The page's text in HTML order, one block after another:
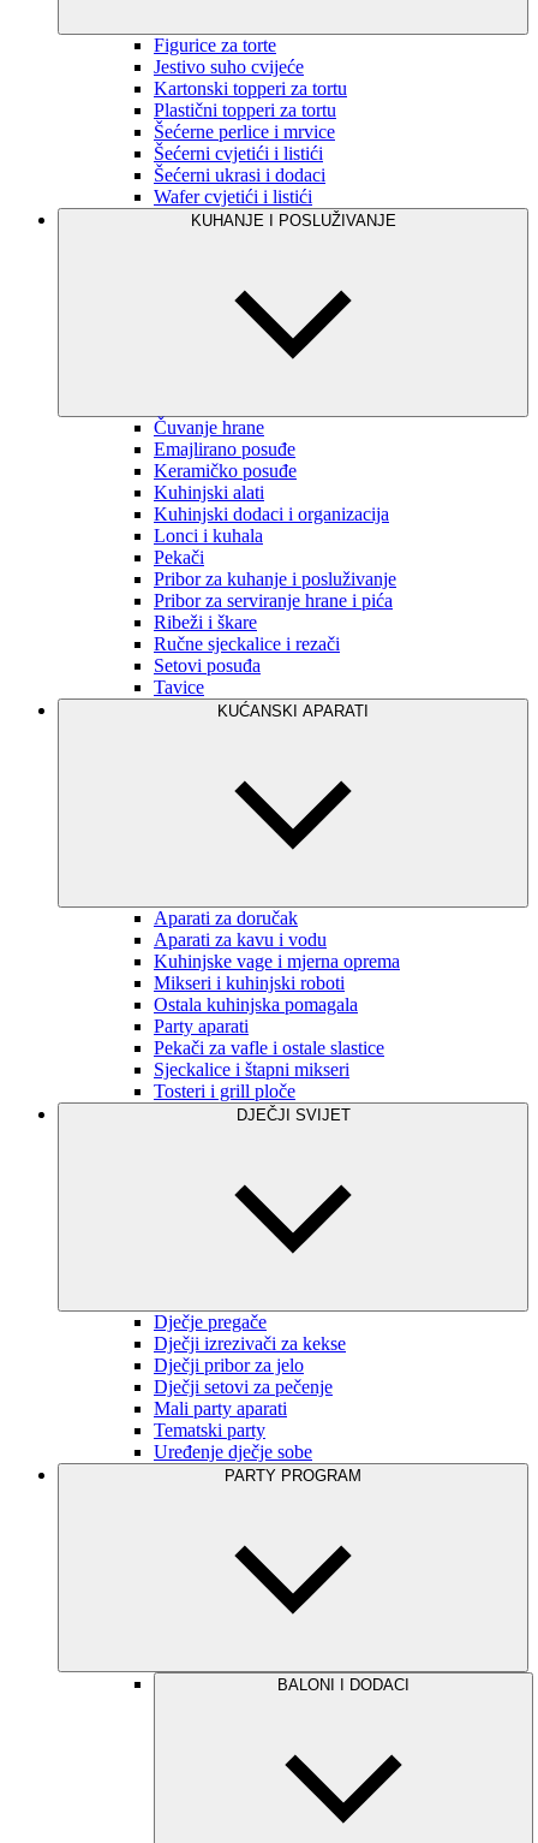
Figurice za torte
Jestivo suho cvijeće
Kartonski topperi za tortu
Plastični topperi za tortu
Šećerne perlice i mrvice
Šećerni cvjetići i listići
Šećerni ukrasi i dodaci
Wafer cvjetići i listići
KUHANJE I POSLUŽIVANJE
Čuvanje hrane
Emajlirano posuđe
Keramičko posuđe
Kuhinjski alati
Kuhinjski dodaci i organizacija
Lonci i kuhala
Pekači
Pribor za kuhanje i posluživanje
Pribor za serviranje hrane i pića
Ribeži i škare
Ručne sjeckalice i rezači
Setovi posuđa
Tavice
KUĆANSKI APARATI
Aparati za doručak
Aparati za kavu i vodu
Kuhinjske vage i mjerna oprema
Mikseri i kuhinjski roboti
Ostala kuhinjska pomagala
Party aparati
Pekači za vafle i ostale slastice
Sjeckalice i štapni mikseri
Tosteri i grill ploče
DJEČJI SVIJET
Dječje pregače
Dječji izrezivači za kekse
Dječji pribor za jelo
Dječji setovi za pečenje
Mali party aparati
Tematski party
Uređenje dječje sobe
PARTY PROGRAM
BALONI I DODACI